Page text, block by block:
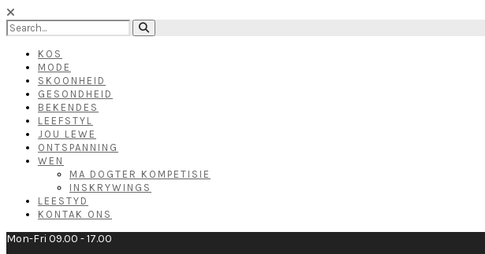
KOS
MODE
SKOONHEID
GESONDHEID
BEKENDES
LEEFSTYL
JOU LEWE
ONTSPANNING
WEN
MA DOGTER KOMPETISIE
INSKRYWINGS
LEESTYD
KONTAK ONS
Mon-Fri 09.00 - 17.00